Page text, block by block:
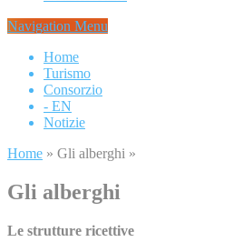
Navigation Menu
Home
Turismo
Consorzio
- EN
Notizie
Home » Gli alberghi »
Gli alberghi
​Le strutture ricettive